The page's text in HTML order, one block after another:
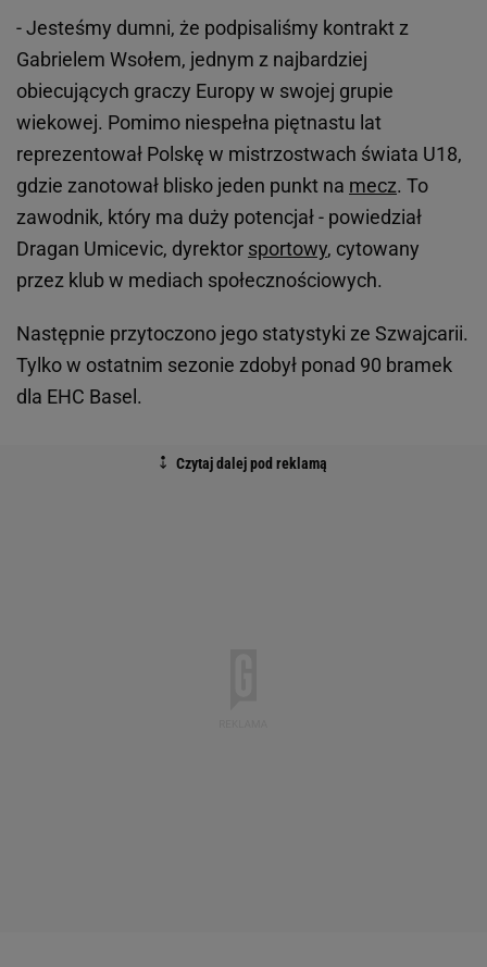
- Jesteśmy dumni, że podpisaliśmy kontrakt z
Gabrielem Wsołem, jednym z najbardziej
obiecujących graczy Europy w swojej grupie
wiekowej. Pomimo niespełna piętnastu lat
reprezentował Polskę w mistrzostwach świata U18,
gdzie zanotował blisko jeden punkt na mecz. To
zawodnik, który ma duży potencjał - powiedział
Dragan Umicevic, dyrektor sportowy, cytowany
przez klub w mediach społecznościowych.
Następnie przytoczono jego statystyki ze Szwajcarii.
Tylko w ostatnim sezonie zdobył ponad 90 bramek
dla EHC Basel.